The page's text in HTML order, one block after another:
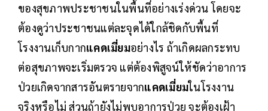
ของสุขภาพประชาชนในพื้นที่อย่างเร่งด่วน โดยจะ
ต้องดูว่าประชาชนแต่ละจุดได้ใกล้ชิดกับพื้นที่
โรงงานเก็บกากแคดเมี่ยมอย่างไร ถ้าเกิดผลกระทบ
ต่อสุขภาพจะเริ่มตรวจ แต่ต้องพิสูจน์ให้ชัดว่าอาการ
ป่วยเกิดจากสารอันตรายจากแคดเมี่ยมในโรงงาน
จริงหรือไม่ ส่วนถ้ายังไม่พบอาการป่วย จะต้องเฝ้า